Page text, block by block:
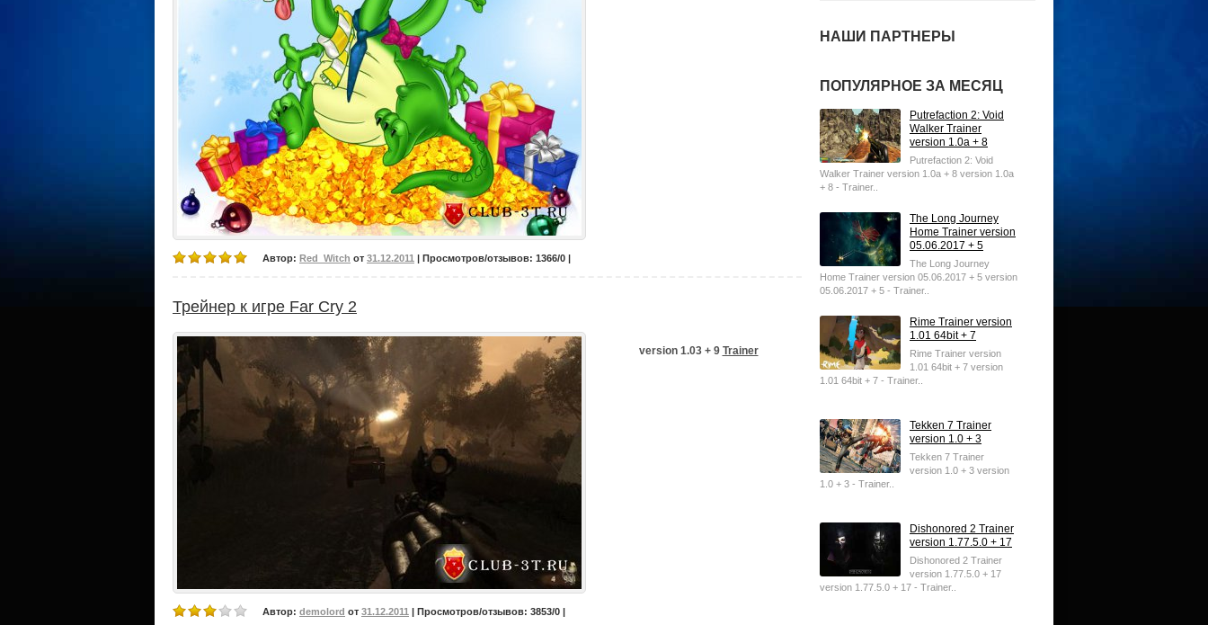
Автор: Red_Witch от 31.12.2011 | Просмотров/отзывов: 1366/0 |
Трейнер к игре Far Cry 2
version 1.03 + 9 Trainer
Автор: demolord от 31.12.2011 | Просмотров/отзывов: 3853/0 |
НАШИ ПАРТНЕРЫ
ПОПУЛЯРНОЕ ЗА МЕСЯЦ
Putrefaction 2: Void
Walker Trainer
version 1.0a + 8
Putrefaction 2: Void
Walker Trainer version 1.0a + 8 version 1.0a
+ 8 - Trainer..
The Long Journey
Home Trainer version
05.06.2017 + 5
The Long Journey
Home Trainer version 05.06.2017 + 5 version
05.06.2017 + 5 - Trainer..
Rime Trainer version
1.01 64bit + 7
Rime Trainer version
1.01 64bit + 7 version
1.01 64bit + 7 - Trainer..
Tekken 7 Trainer
version 1.0 + 3
Tekken 7 Trainer
version 1.0 + 3 version
1.0 + 3 - Trainer..
Dishonored 2 Trainer
version 1.77.5.0 + 17
Dishonored 2 Trainer
version 1.77.5.0 + 17
version 1.77.5.0 + 17 - Trainer..